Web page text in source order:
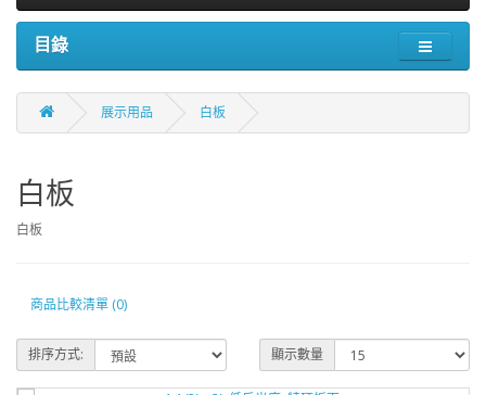
目錄
展示用品 白板
白板
白板
商品比較清單 (0)
排序方式: 顯示數量